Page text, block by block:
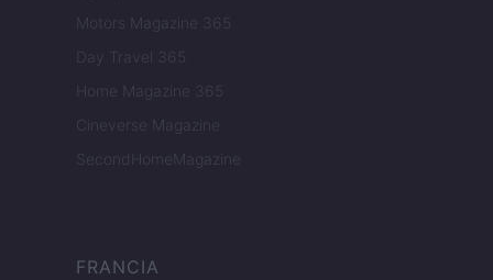
Motors Magazine 365
Day Travel 365
Home Magazine 365
Cineverse Magazine
SecondHomeMagazine
FRANCIA